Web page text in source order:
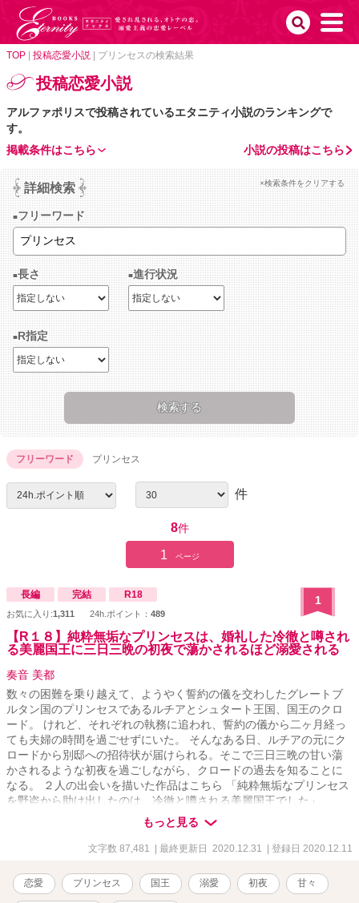
TOP 投稿恋愛小説 プリンセスの検索結果
投稿恋愛小説
アルファポリスで投稿されているエタニティ小説のランキングで
す。
小説の投稿はこちら
掲載条件はこちら
詳細検索 ×検索条件をクリアする
フリーワード
長さ 進行状況
R指定
フリーワード プリンセス
件
8件
1 ページ
長編 完結 R18
お気に入り:1,311 24h.ポイント： 489
1
【R１８】純粋無垢なプリンセスは、婚礼した冷徹と噂され
る美麗国王に三日三晩の初夜で蕩かされるほど溺愛される
奏音 美都
数々の困難を乗り越えて、ようやく誓約の儀を交わしたグレートブ
ルタン国のプリンセスであるルチアとシュタート王国、国王のクロ
ード。 けれど、それぞれの執務に追われ、誓約の儀から二ヶ月経っ
ても夫婦の時間を過ごせずにいた。 そんなある日、ルチアの元にク
ロードから別邸への招待状が届けられる。そこで三日三晩の甘い蕩
かされるような初夜を過ごしながら、クロードの過去を知ることに
なる。 ２人の出会いを描いた作品はこちら 「純粋無垢なプリンセス
を野盗から助け出したのは、冷徹と噂される美麗国王でした」
https://www.alphapolis.co.jp/novel/702276663/443443630 ２人の誓
約の儀を描いた作品はこちら 「純粋無垢なプリンセスは、冷徹と噂
される美麗国王と誓約の儀を結ぶ」
もっと見る
文字数 87,481 | 最終更新日 2020.12.31 | 登録日 2020.12.11
恋愛 プリンセス 国王 溺愛 初夜 甘々